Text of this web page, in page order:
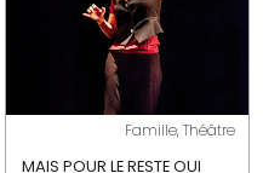
Famille, Théâtre
MAIS POUR LE RESTE OUI